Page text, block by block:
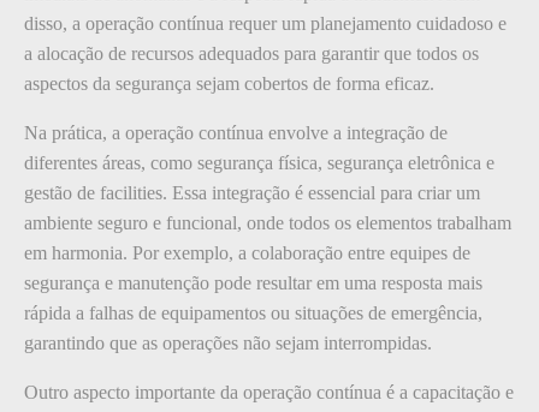
disso, a operação contínua requer um planejamento cuidadoso e
a alocação de recursos adequados para garantir que todos os
aspectos da segurança sejam cobertos de forma eficaz.
Na prática, a operação contínua envolve a integração de
diferentes áreas, como segurança física, segurança eletrônica e
gestão de facilities. Essa integração é essencial para criar um
ambiente seguro e funcional, onde todos os elementos trabalham
em harmonia. Por exemplo, a colaboração entre equipes de
segurança e manutenção pode resultar em uma resposta mais
rápida a falhas de equipamentos ou situações de emergência,
garantindo que as operações não sejam interrompidas.
Outro aspecto importante da operação contínua é a capacitação e